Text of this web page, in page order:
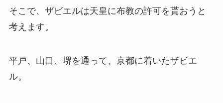
そこで、ザビエルは天皇に布教の許可を貰おうと
考えます。
平戸、山口、堺を通って、京都に着いたザビエ
ル。